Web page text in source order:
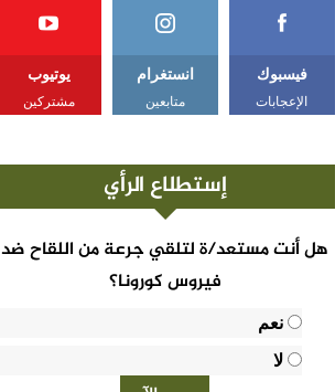
فيسبوك
الإعجابات
انستغرام
متابعين
يوتيوب
مشتركين
إستطلاع الرأي
هل أنت مستعد/ة لتلقي جرعة من اللقاح ضد
فيروس كورونا؟
نعم
لا